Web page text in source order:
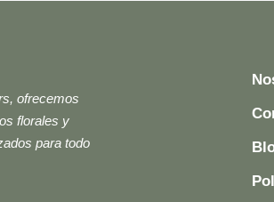
ofrecemos
florales y
para todo